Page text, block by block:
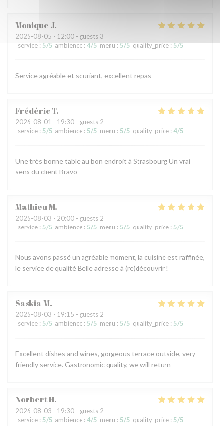
Monique J
2026-08-05 - 12:00 - guests 3
service : 5/5 ambience : 4/5 menu:5/5 quality_price:5/5
Service agréable et souriant, excellent repas
Frédéric T
2026-08-01 - 19:30 - guests 2
service : 5/5 ambience : 5/5 menu : 5/5 quality_price : 4/5
Une très bonne table au bon endroit à Strasbourg Un vrai
sens du client Bravo
MathieuM
2026-08-03 - 20:00 - guests 2
service : 5/5 ambience : 5/5 menu : 5/5 quality_price : 5/5
Nous avons passé un agréable moment, la cuisine est raffinée,
le service de qualité Belle adresse à (re)découvrir !
SaskiaM
2026-08-03 - 19:15 - guests 2
service : 5/5 ambience : 5/5 menu : 5/5 quality_price : 5/5
Excellent dishes and wines, gorgeous terrace outside, very
friendly service. Gastronomic quality, we will return
NorbertH
2026-08-03 - 19:30 - guests 2
service : 5/5 ambience : 4/5 menu : 5/5 quality_price : 5/5